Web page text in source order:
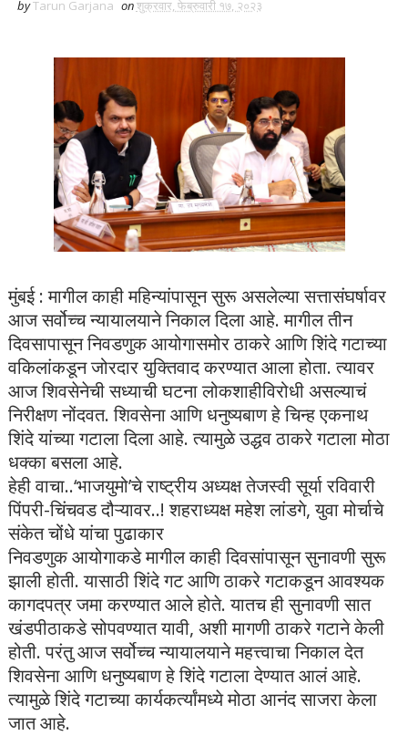
byTarun Garjana onशुक्रवार, फेब्रुवारी १७, २०२३
मुंबई : मागील काही महिन्यांपासून सुरू असलेल्या सत्तासंघर्षावर
आज सर्वोच्च न्यायालयाने निकाल दिला आहे. मागील तीन
दिवसापासून निवडणुक आयोगासमोर ठाकरे आणि शिंदे गटाच्या
वकिलांकडून जोरदार युक्तिवाद करण्यात आला होता. त्यावर
आज शिवसेनेची सध्याची घटना लोकशाहीविरोधी असल्याचं
निरीक्षण नोंदवत. शिवसेना आणि धनुष्यबाण हे चिन्ह एकनाथ
शिंदे यांच्या गटाला दिला आहे. त्यामुळे उद्धव ठाकरे गटाला मोठा
धक्का बसला आहे.
हेही वाचा..‘भाजयुमो’चे राष्ट्रीय अध्यक्ष तेजस्वी सूर्या रविवारी
पिंपरी-चिंचवड दौऱ्यावर..! शहराध्यक्ष महेश लांडगे, युवा मोर्चाचे
संकेत चोंधे यांचा पुढाकार
निवडणुक आयोगाकडे मागील काही दिवसांपासून सुनावणी सुरू
झाली होती. यासाठी शिंदे गट आणि ठाकरे गटाकडून आवश्यक
कागदपत्र जमा करण्यात आले होते. यातच ही सुनावणी सात
खंडपीठाकडे सोपवण्यात यावी, अशी मागणी ठाकरे गटाने केली
होती. परंतु आज सर्वोच्च न्यायालयाने महत्त्वाचा निकाल देत
शिवसेना आणि धनुष्यबाण हे शिंदे गटाला देण्यात आलं आहे.
त्यामुळे शिंदे गटाच्या कार्यकर्त्यांमध्ये मोठा आनंद साजरा केला
जात आहे.